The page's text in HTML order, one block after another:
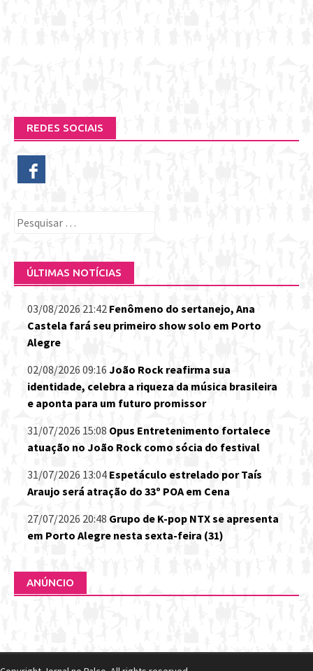
REDES SOCIAIS
Pesquisar
ÚLTIMAS NOTÍCIAS
03/08/2026 21:42 Fenômeno do sertanejo, Ana
Castela fará seu primeiro show solo em Porto
Alegre
02/08/2026 09:16 João Rock reafirma sua
identidade, celebra a riqueza da música brasileira
e aponta para um futuro promissor
31/07/2026 15:08 Opus Entretenimento fortalece
atuação no João Rock como sócia do festival
31/07/2026 13:04 Espetáculo estrelado por Taís
Araujo será atração do 33º POA em Cena
27/07/2026 20:48 Grupo de K-pop NTX se apresenta
em Porto Alegre nesta sexta-feira (31)
ANÚNCIO